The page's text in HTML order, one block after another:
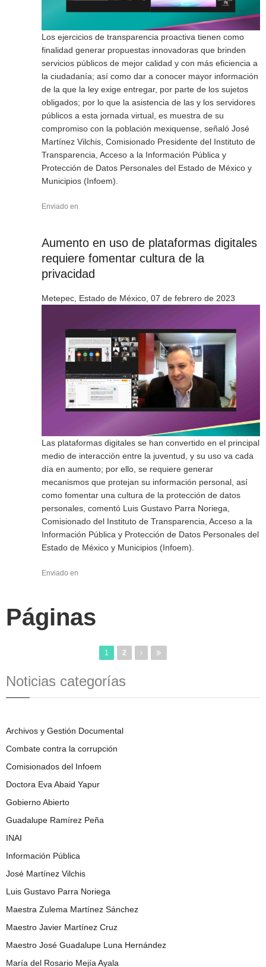
Los ejercicios de transparencia proactiva tienen como
finalidad generar propuestas innovadoras que brinden
servicios públicos de mejor calidad y con más eficiencia a
la ciudadanía; así como dar a conocer mayor información
de la que la ley exige entregar, por parte de los sujetos
obligados; por lo que la asistencia de las y los servidores
públicos a esta jornada virtual, es muestra de su
compromiso con la población mexiquense, señaló José
Martínez Vilchis, Comisionado Presidente del Instituto de
Transparencia, Acceso a la Información Pública y
Protección de Datos Personales del Estado de México y
Municipios (Infoem).
Enviado en
Aumento en uso de plataformas digitales
requiere fomentar cultura de la
privacidad
Metepec, Estado de México, 07 de febrero de 2023
Las plataformas digitales se han convertido en el principal
medio de interacción entre la juventud, y su uso va cada
día en aumento; por ello, se requiere generar
mecanismos que protejan su información personal, así
como fomentar una cultura de la protección de datos
personales, comentó Luis Gustavo Parra Noriega,
Comisionado del Instituto de Transparencia, Acceso a la
Información Pública y Protección de Datos Personales del
Estado de México y Municipios (Infoem).
Enviado en
Páginas
1 2
Noticias categorías
Archivos y Gestión Documental
Combate contra la corrupción
Comisionados del Infoem
Doctora Eva Abaid Yapur
Gobierno Abierto
Guadalupe Ramírez Peña
INAI
Información Pública
José Martínez Vilchis
Luis Gustavo Parra Noriega
Maestra Zulema Martínez Sánchez
Maestro Javier Martínez Cruz
Maestro José Guadalupe Luna Hernández
María del Rosario Mejía Ayala